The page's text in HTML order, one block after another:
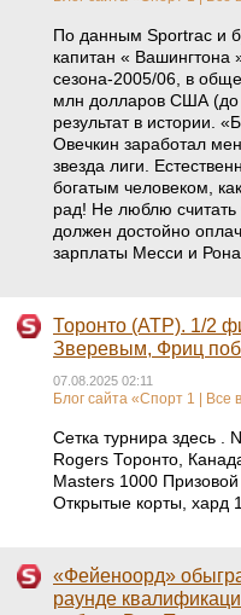
По данным Sportrac и
капитан « Вашингтона
сезона-2005/06, в
млн долларов США (до
результат в истории.
Овечкин заработал
звезда лиги.
богатым человеком,
рад! Не люблю считать
должен достойно
зарплаты Месси и
Торонто (ATP). 1/2
Зверевым, Фриц
07.08.2025 02:11
Блог сайта «Спорт 1 | Все
Сетка турнира здесь .
Rogers Торонто,
Masters 1000
Открытые корты, хард
«Фейеноорд»
раунде